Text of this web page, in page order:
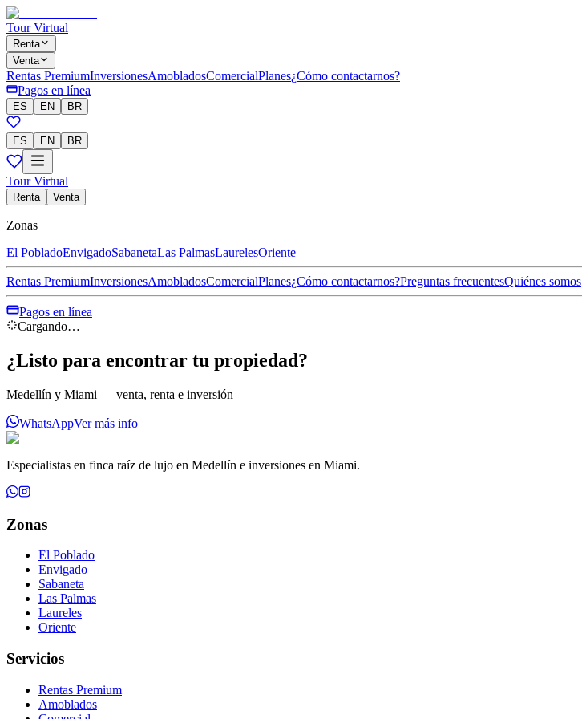
Tour Virtual
Renta
Venta
Rentas PremiumInversionesAmobladosComercialPlanes¿Cómo contactarnos?
Pagos en línea
ES EN BR
ES EN BR
Tour Virtual
Renta Venta
Zonas
El PobladoEnvigadoSabanetaLas PalmasLaurelesOriente
Rentas PremiumInversionesAmobladosComercialPlanes¿Cómo contactarnos?Preguntas frecuentesQuiénes somos
Pagos en línea
Cargando…
¿Listo para encontrar tu propiedad?
Medellín y Miami — venta, renta e inversión
WhatsAppVer más info
Especialistas en finca raíz de lujo en Medellín e inversiones en Miami.
Zonas
El Poblado
Envigado
Sabaneta
Las Palmas
Laureles
Oriente
Servicios
Rentas Premium
Amoblados